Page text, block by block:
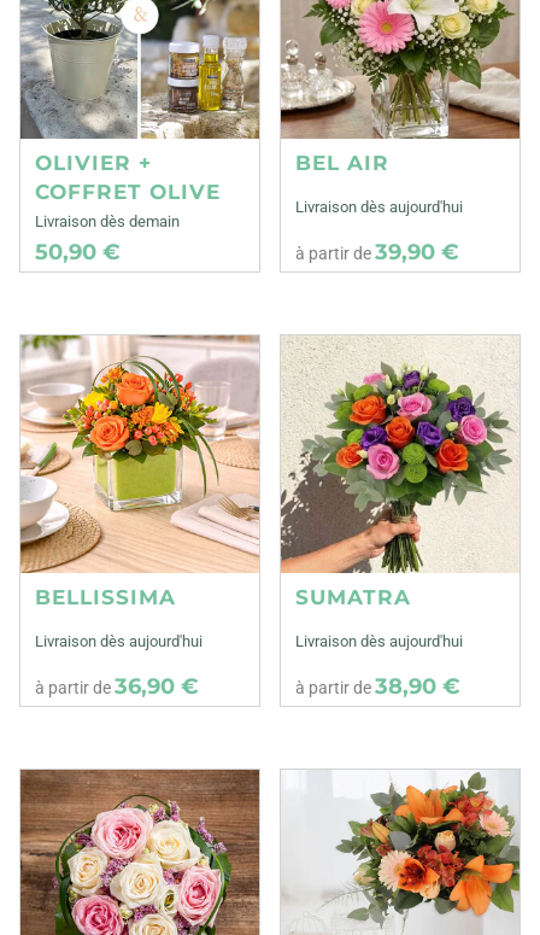
OLIVIER +
COFFRET OLIVE
Livraison dès demain
50,90 €
BEL AIR
Livraison dès aujourd'hui
à partir de39,90 €
BELLISSIMA
Livraison dès aujourd'hui
à partir de36,90 €
SUMATRA
Livraison dès aujourd'hui
à partir de38,90 €